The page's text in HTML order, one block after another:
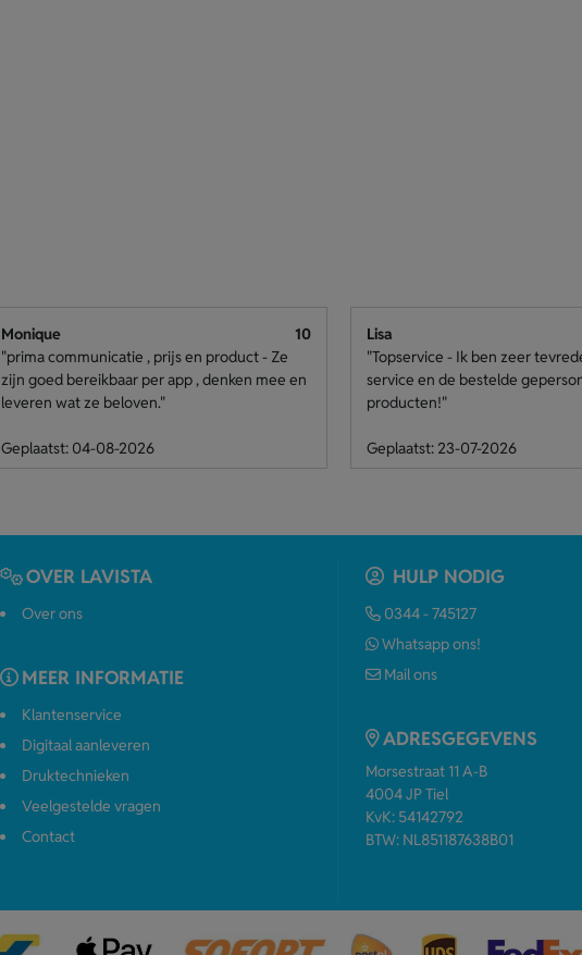
Monique
10
"prima communicatie , prijs en product - Ze
zijn goed bereikbaar per app , denken mee en
leveren wat ze beloven."
Geplaatst: 04-08-2026
Lisa
"Topservice - Ik ben zeer
service en de bestelde
producten!"
Geplaatst: 23-07-2026
OVER LAVISTA
Over ons
MEER INFORMATIE
Klantenservice
Digitaal aanleveren
Druktechnieken
Veelgestelde vragen
Contact
HULP NODIG
0344 - 745127
Whatsapp ons!
Mail ons
ADRESGEGEVENS
Morsestraat 11 A-B
4004 JP Tiel
KvK: 54142792
BTW: NL851187638B01